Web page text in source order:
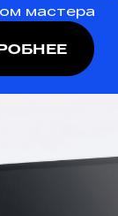
мастера